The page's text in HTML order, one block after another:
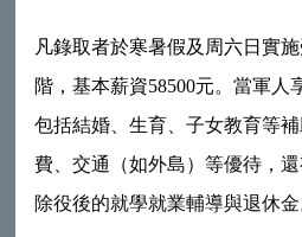
凡錄取者於寒暑假及周六日實
階，基本薪資58500元。當軍人
包括結婚、生育、子女教育等
費、交通（如外島）等優待，
除役後的就學就業輔導與退休金